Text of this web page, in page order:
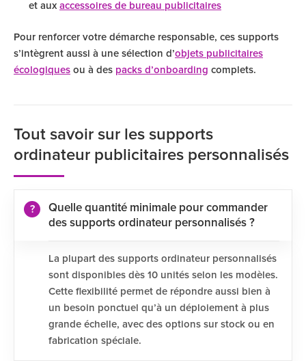
et aux accessoires de bureau publicitaires
Pour renforcer votre démarche responsable, ces supports
s’intègrent aussi à une sélection d’objets publicitaires
écologiques ou à des packs d’onboarding complets.
Tout savoir sur les supports
ordinateur publicitaires personnalisés
Quelle quantité minimale pour commander
des supports ordinateur personnalisés ?
La plupart des supports ordinateur personnalisés
sont disponibles dès 10 unités selon les modèles.
Cette flexibilité permet de répondre aussi bien à
un besoin ponctuel qu’à un déploiement à plus
grande échelle, avec des options sur stock ou en
fabrication spéciale.